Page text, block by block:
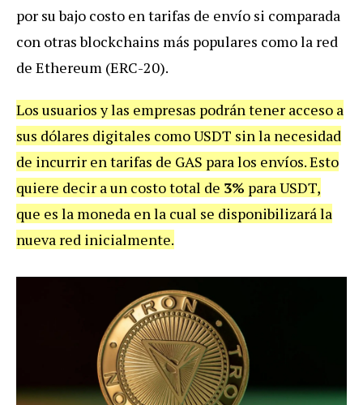
por su bajo costo en tarifas de envío si comparada
con otras blockchains más populares como la red
de Ethereum (ERC-20).
Los usuarios y las empresas podrán tener acceso a
sus dólares digitales como USDT sin la necesidad
de incurrir en tarifas de GAS para los envíos. Esto
quiere decir a un costo total de 3% para USDT,
que es la moneda en la cual se disponibilizará la
nueva red inicialmente.